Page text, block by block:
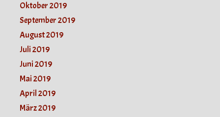
Oktober 2019
September 2019
August 2019
Juli 2019
Juni 2019
Mai 2019
April 2019
März 2019